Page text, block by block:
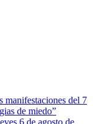
manifestaciones del 7
de miedo”
6 de agosto de